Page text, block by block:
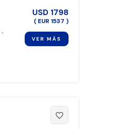
,
USD 1798
( EUR 1537 )
VER MÁS
favorite_border